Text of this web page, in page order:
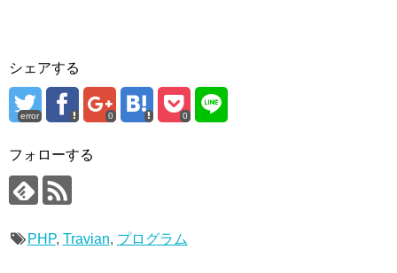
シェアする
error 0 0
フォローする
PHP, Travian, プログラム